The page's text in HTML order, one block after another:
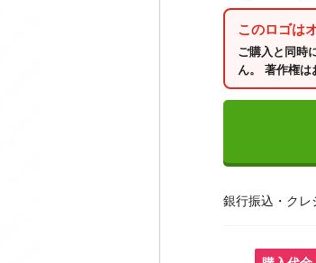
このロゴは
ご購入と同時
ん。 著作権は
銀行振込・クレ